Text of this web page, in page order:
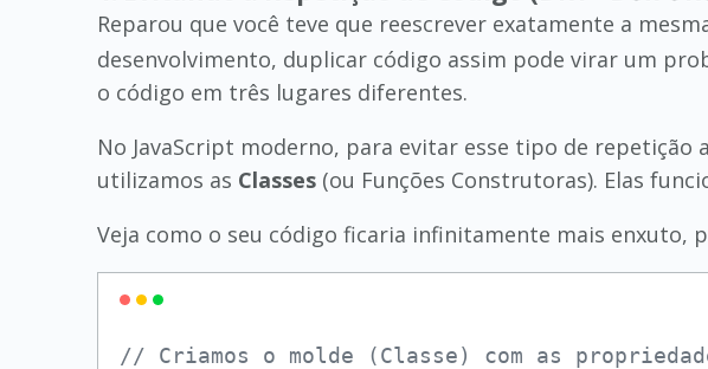
Reparou que você teve que reescrever exatamente a
desenvolvimento, duplicar código assim pode virar um
o código em três lugares diferentes.
No JavaScript moderno, para evitar esse tipo de
utilizamos as Classes (ou Funções Construtoras). Elas
Veja como o seu código ficaria infinitamente mais enxuto,
// Criamos o molde (Classe) com as